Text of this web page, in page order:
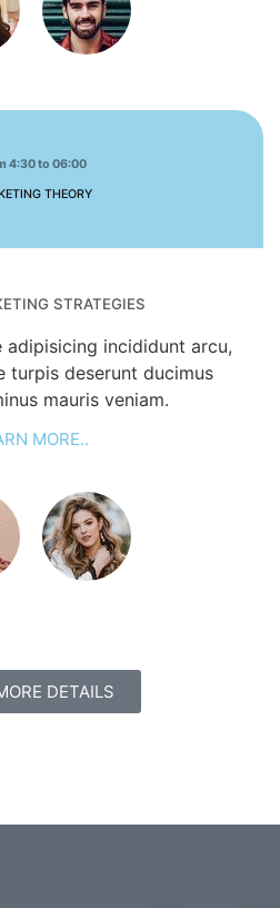
4:30 to 06:00
THEORY
STRATEGIES
adipisicing incididunt arcu,
turpis deserunt ducimus
mauris veniam.
MORE..
DETAILS